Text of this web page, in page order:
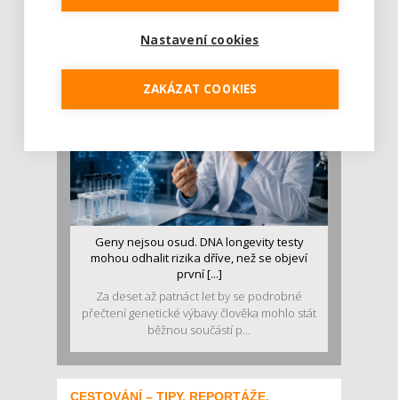
Pojem protein již nějakou dobu rezonuje
se o ně...
Geny nejsou osud. DNA longevity testy
mohou odhalit rizika dříve, než se objeví
první [...]
Za deset až patnáct let by se podrobné
přečtení genetické výbavy člověka mohlo stát
běžnou součástí p...
CESTOVÁNÍ – TIPY, REPORTÁŽE,
Nastavení cookies
ZAKÁZAT COOKIES